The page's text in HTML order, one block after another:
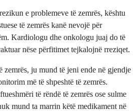
e problemeve të zemrës, kështu
të zemrës kanë nevojë për
Kardiologu dhe onkologu juaj do të
nëse përfitimet tejkalojnë rreziqet.
zemrës, ju mund të jeni ende në gjendje
më të shpeshtë të zemrës.
të rëndë të zemrës ose sulme
mund ta marrin këtë medikament në